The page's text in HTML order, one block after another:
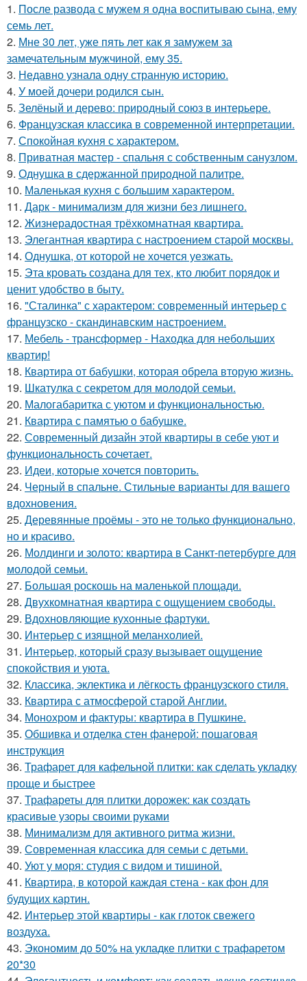
1. После развода с мужем я одна воспитываю сына, ему
семь лет.
2. Мне 30 лет, уже пять лет как я замужем за
замечательным мужчиной, ему 35.
3. Недавно узнала одну странную историю.
4. У моей дочери родился сын.
5. Зелёный и дерево: природный союз в интерьере.
6. Французская классика в современной интерпретации.
7. Спокойная кухня с характером.
8. Приватная мастер - спальня с собственным санузлом.
9. Однушка в сдержанной природной палитре.
10. Маленькая кухня с большим характером.
11. Дарк - минимализм для жизни без лишнего.
12. Жизнерадостная трёхкомнатная квартира.
13. Элегантная квартира с настроением старой москвы.
14. Однушка, от которой не хочется уезжать.
15. Эта кровать создана для тех, кто любит порядок и
ценит удобство в быту.
16. "Сталинка" с характером: современный интерьер с
французско - скандинавским настроением.
17. Мебель - трансформер - Находка для небольших
квартир!
18. Квартира от бабушки, которая обрела вторую жизнь.
19. Шкатулка с секретом для молодой семьи.
20. Малогабаритка с уютом и функциональностью.
21. Квартира с памятью о бабушке.
22. Современный дизайн этой квартиры в себе уют и
функциональность сочетает.
23. Идеи, которые хочется повторить.
24. Черный в спальне. Стильные варианты для вашего
вдохновения.
25. Деревянные проёмы - это не только функционально,
но и красиво.
26. Молдинги и золото: квартира в Санкт-петербурге для
молодой семьи.
27. Большая роскошь на маленькой площади.
28. Двухкомнатная квартира с ощущением свободы.
29. Вдохновляющие кухонные фартуки.
30. Интерьер с изящной меланхолией.
31. Интерьер, который сразу вызывает ощущение
спокойствия и уюта.
32. Классика, эклектика и лёгкость французского стиля.
33. Квартира с атмосферой старой Англии.
34. Монохром и фактуры: квартира в Пушкине.
35. Обшивка и отделка стен фанерой: пошаговая
инструкция
36. Трафарет для кафельной плитки: как сделать укладку
проще и быстрее
37. Трафареты для плитки дорожек: как создать
красивые узоры своими руками
38. Минимализм для активного ритма жизни.
39. Современная классика для семьи с детьми.
40. Уют у моря: студия с видом и тишиной.
41. Квартира, в которой каждая стена - как фон для
будущих картин.
42. Интерьер этой квартиры - как глоток свежего
воздуха.
43. Экономим до 50% на укладке плитки с трафаретом
20*30